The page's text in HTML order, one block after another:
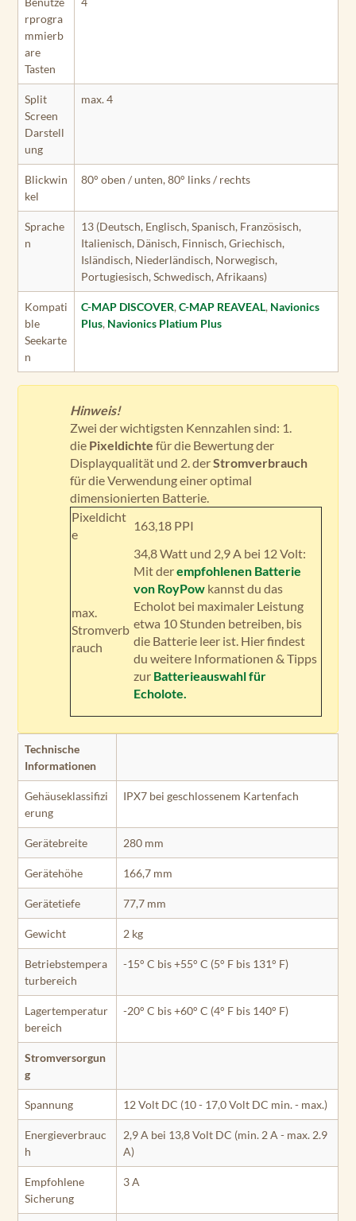
rprogra
mmierb
are
Tasten
Split
Screen
Darstell
ung
max. 4
Blickwin
kel
80° oben / unten, 80° links / rechts
Sprache
n
13 (Deutsch, Englisch, Spanisch, Französisch,
Italienisch, Dänisch, Finnisch, Griechisch,
Isländisch, Niederländisch, Norwegisch,
Portugiesisch, Schwedisch, Afrikaans)
Kompati
ble
Seekarte
n
C-MAP DISCOVER,C-MAP REAVEAL, Navionics
Plus, Navionics Platium Plus
Hinweis!
Zwei der wichtigsten Kennzahlen sind: 1.
die Pixeldichte für die Bewertung der
Displayqualität und 2. derStromverbrauch
für die Verwendung einer optimal
dimensionierten Batterie.
Pixeldicht
e
163,18 PPI
max.
Stromverb
rauch
34,8 Watt und 2,9 A bei 12 Volt:
Mit derempfohlenen Batterie
von RoyPow kannst du das
Echolot bei maximaler Leistung
etwa 10 Stunden betreiben, bis
die Batterie leer ist. Hier findest
du weitere Informationen & Tipps
zur Batterieauswahl für
Echolote.
Technische
Informationen
Gehäuseklassifizi
erung
IPX7 bei geschlossenem Kartenfach
Gerätebreite 280 mm
Gerätehöhe 166,7 mm
Gerätetiefe 77,7 mm
Gewicht 2 kg
Betriebstempera
turbereich
-15° C bis +55° C (5° F bis 131° F)
Lagertemperatur
bereich
-20° C bis +60° C (4° F bis 140° F)
Stromversorgun
g
Spannung 12 Volt DC (10 - 17,0 Volt DC min. - max.)
Energieverbrauc
h
2,9 A bei 13,8 Volt DC (min. 2 A - max. 2.9
A)
Empfohlene
Sicherung
3 A